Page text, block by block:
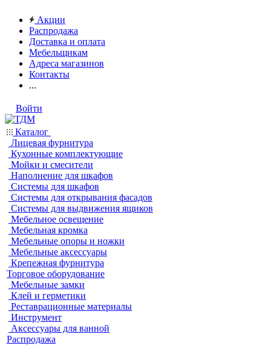
Акции
Распродажа
Доставка и оплата
Мебельщикам
Адреса магазинов
Контакты
...
Войти
Каталог
Лицевая фурнитура
Кухонные комплектующие
Мойки и смесители
Наполнение для шкафов
Системы для шкафов
Системы для открывания фасадов
Системы для выдвижения ящиков
Мебельное освещение
Мебельная кромка
Мебельные опоры и ножки
Мебельные аксессуары
Крепежная фурнитура
Торговое оборудование
Мебельные замки
Клей и герметики
Реставрационные материалы
Инструмент
Аксессуары для ванной
Распродажа